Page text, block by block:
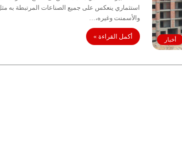
أخبار
استثماري ينعكس على جميع الصناعات المرتبطة به
والأسمنت وغيره،…
أكمل القراءة »